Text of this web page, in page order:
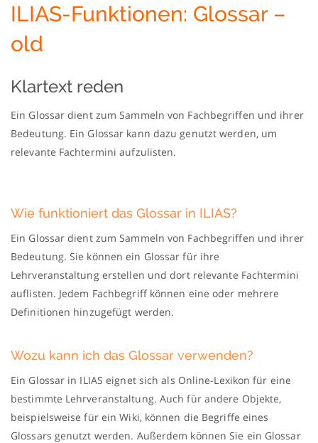
Glossar
–
ILIAS-Funktionen: Glossar –
old
Klartext reden
Ein Glossar dient zum Sammeln von Fachbegriffen und ihrer
Bedeutung. Ein Glossar kann dazu genutzt werden, um
relevante Fachtermini aufzulisten.
Wie funktioniert das Glossar in ILIAS?
Ein Glossar dient zum Sammeln von Fachbegriffen und ihrer
Bedeutung. Sie können ein Glossar für ihre
Lehrveranstaltung erstellen und dort relevante Fachtermini
auflisten. Jedem Fachbegriff können eine oder mehrere
Definitionen hinzugefügt werden.
Wozu kann ich das Glossar verwenden?
Ein Glossar in ILIAS eignet sich als Online-Lexikon für eine
bestimmte Lehrveranstaltung. Auch für andere Objekte,
beispielsweise für ein Wiki, können die Begriffe eines
Glossars genutzt werden. Außerdem können Sie ein Glossar